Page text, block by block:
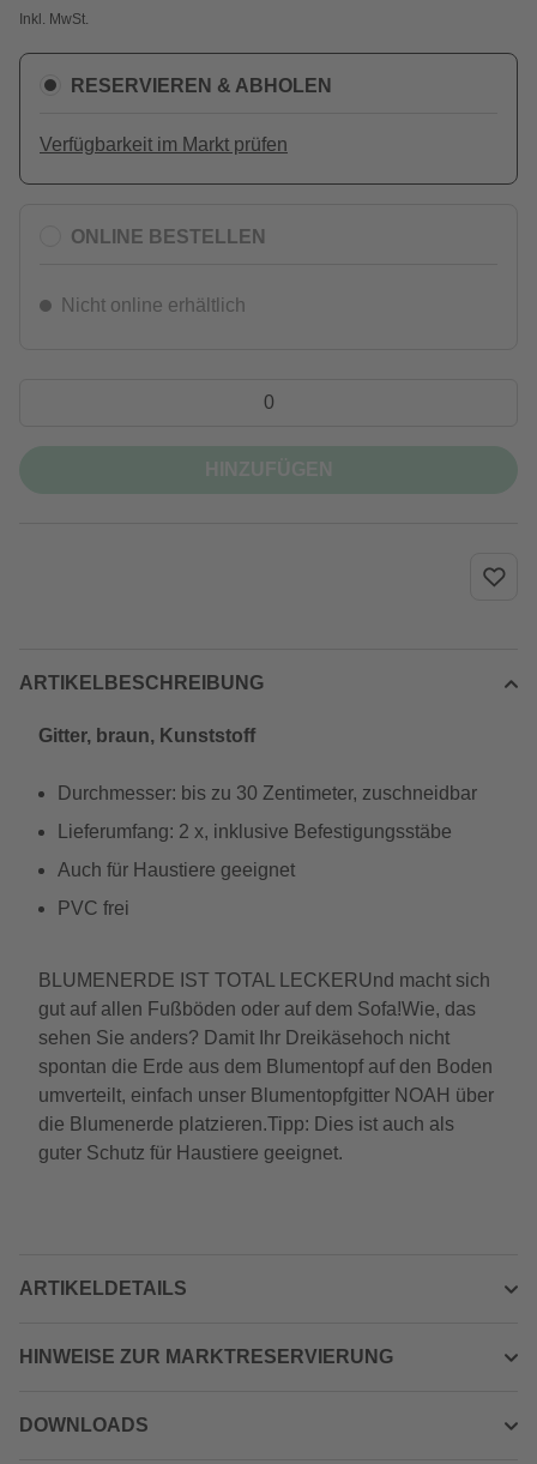
Inkl. MwSt.
RESERVIEREN & ABHOLEN
Verfügbarkeit im Markt prüfen
ONLINE BESTELLEN
Nicht online erhältlich
ARTIKELBESCHREIBUNG
Gitter, braun, Kunststoff
Durchmesser: bis zu 30 Zentimeter, zuschneidbar
Lieferumfang: 2 x, inklusive Befestigungsstäbe
Auch für Haustiere geeignet
PVC frei
BLUMENERDE IST TOTAL LECKERUnd macht sich
gut auf allen Fußböden oder auf dem Sofa!Wie, das
sehen Sie anders? Damit Ihr Dreikäsehoch nicht
spontan die Erde aus dem Blumentopf auf den Boden
umverteilt, einfach unser Blumentopfgitter NOAH über
die Blumenerde platzieren.Tipp: Dies ist auch als
guter Schutz für Haustiere geeignet.
ARTIKELDETAILS
HINWEISE ZUR MARKTRESERVIERUNG
DOWNLOADS